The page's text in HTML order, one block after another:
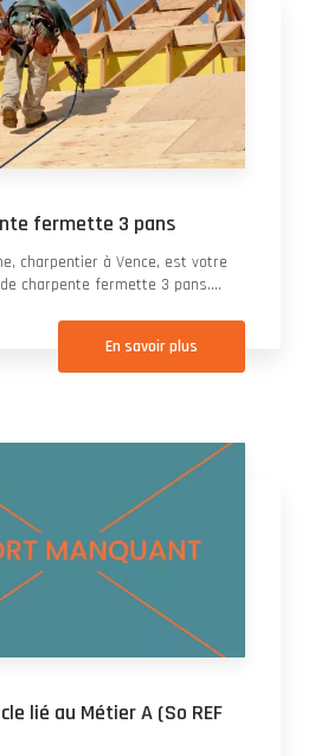
fermette 3 pans
charpentier à Vence, est votre
charpente fermette 3 pans....
En savoir plus
lié au Métier A (So REF